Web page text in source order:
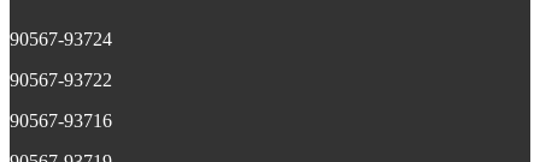
90567-93724
90567-93722
90567-93716